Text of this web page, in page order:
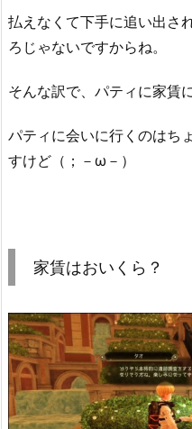
払えなくて下手に追い出さ
ろじゃないですからね。
そんな訳で、パティに家賃
パティに会いに行くのはち
すけど（；－ω－）
家賃はおいくら？